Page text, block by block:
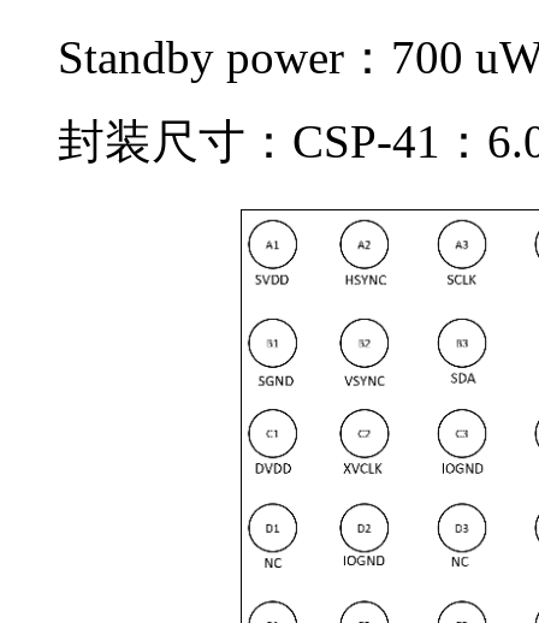
Standby power：700
封装尺寸：CSP-41：